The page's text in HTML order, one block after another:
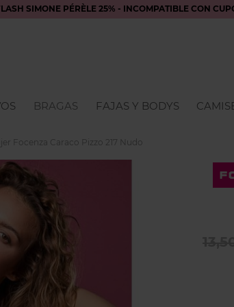
SIMONE PÉRÈLE 25% - INCOMPATIBLE CON
BRAGAS FAJAS Y BODYS
Focenza Caraco Pizzo 217 Nudo